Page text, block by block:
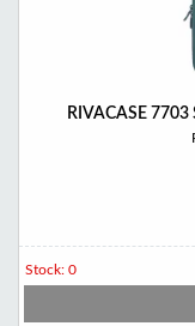
RIVACASE 7703
Stock: 0